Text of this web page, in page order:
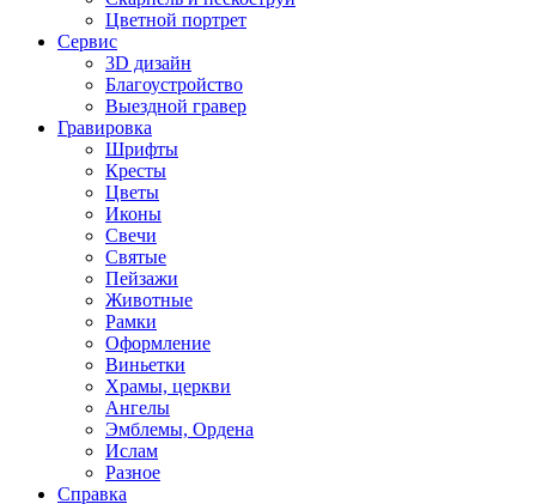
Цветной портрет
Сервис
3D дизайн
Благоустройство
Выездной гравер
Гравировка
Шрифты
Кресты
Цветы
Иконы
Свечи
Святые
Пейзажи
Животные
Рамки
Оформление
Виньетки
Храмы, церкви
Ангелы
Эмблемы, Ордена
Ислам
Разное
Справка